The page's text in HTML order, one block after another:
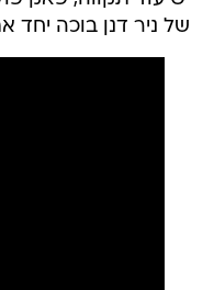
של ניר דנן בוכה יחד